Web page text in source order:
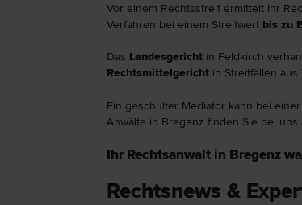
Vor einem Rechtsstreit ermittelt Ihr
Verfahren bei einem Streitwert bis zu
Das Landesgericht in Feldkirch
Rechtsmittelgericht in Streitfällen
Ein geschulter Mediator kann bei
Anwälte in Bregenz finden Sie bei uns.
Ihr Rechtsanwalt in Bregenz
Rechtsnews &